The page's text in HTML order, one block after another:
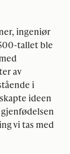
ingeniør
tallet ble
av
i
ideen
vi tas med